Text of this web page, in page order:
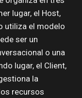
lugar, el Host,
utiliza el modelo
ser un
o una
lugar, el Client,
la
recursos